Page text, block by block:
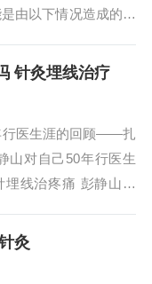
由以下情况造成的：
癌相关抗原偏高。饮
指标。良性病变：一
针灸埋线治疗
行医生涯的回顾——扎
山对自己50年行医生
线治疼痛 彭静山先
云阁，最终师从沈阳
灸